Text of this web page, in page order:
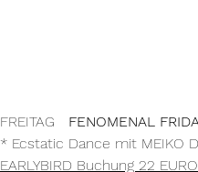
FREITAG
FENOMENAL
* Ecstatic Dance mit MEIKO
EARLYBIRD Buchung 22